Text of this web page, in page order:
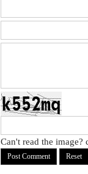
Can't read the